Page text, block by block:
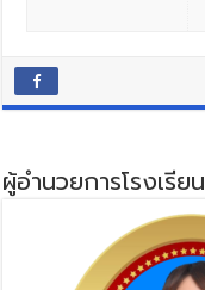
ผู้อำนวยการโรงเรียน